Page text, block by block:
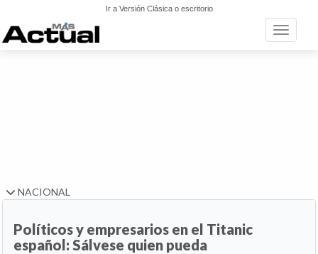
Ir a Versión Clásica o escritorio
Toggle
NACIONAL
Políticos y empresarios en el Titanic
español: Sálvese quien pueda